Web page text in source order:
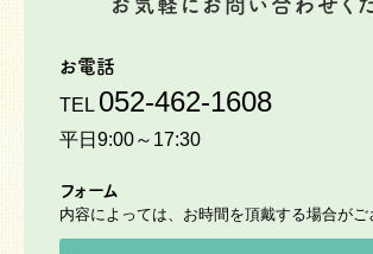
お電話
TEL 052-462-1608
平日9:00～17:30
フォーム
内容によっては、お時間を頂戴する場合がご